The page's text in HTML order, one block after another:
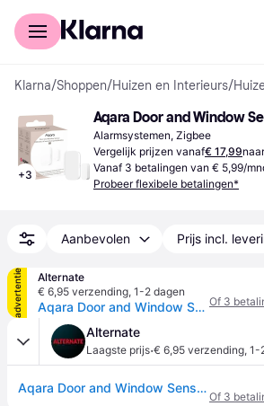
Voor shoppers
Klarna/Shoppen/Huizen en Interieurs/
+3
Aqara Door and Window
Alarmsystemen, Zigbee
Vergelijk prijzen vanaf€ 17,99naar
Vanaf 3 betalingen van € 5,99/
Probeer flexibele betalingen*
Aanbevolen Prijs incl.
advertentie
Alternate
€ 6,95 verzending, 1-2 dagen
Aqara Door and Window Sensor T1 openingsmelder Of 3
Alternate
Laagste prijs·€ 6,95 verzending, 1-
Aqara Door and Window Sensor T1 openingsmelder
Of 3